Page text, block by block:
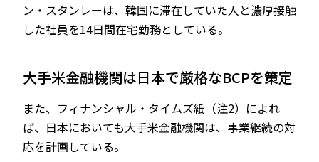
ン・スタンレーは、韓国に滞在していた人と濃厚接触
した社員を14日間在宅勤務としている。
大手米金融機関は日本で厳格なBCPを策定
また、フィナンシャル・タイムズ紙（注2）によれ
ば、日本においても大手米金融機関は、事業継続の対
応を計画している。